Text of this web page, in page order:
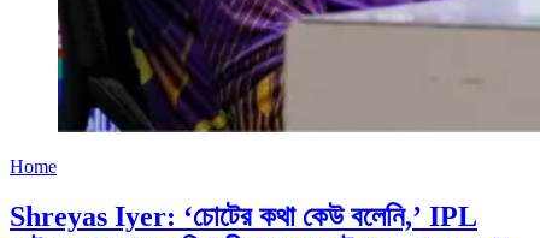
Home
Shreyas Iyer: ‘চোটের কথা কেউ বলেনি,’ IPL